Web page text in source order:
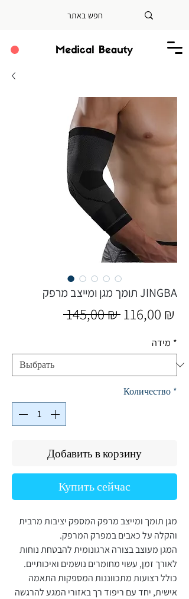
תומך מגן ומייצב מרפק JINGBA
145,00 ₪ Обычная
116,00 ₪
מידה *
Количество *
Добавить в корзину
Купить сейчас
מגן תומך ומייצב מרפק המספק יציבות מרבית
והקלה על כאבים במפרק המרפק.
המגן מעוצב בצורה ארגונומית להבטחת נוחות
לאורך זמן, עשוי מחומרים נושמים ואיכותיים.
כולל רצועות מתכווננות המספקות התאמה
אישית, יחד עם ריפוד רך באזורי המגע להרגשה